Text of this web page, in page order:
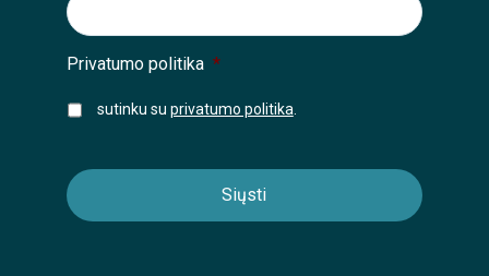
Privatumo politika *
sutinku su privatumo politika